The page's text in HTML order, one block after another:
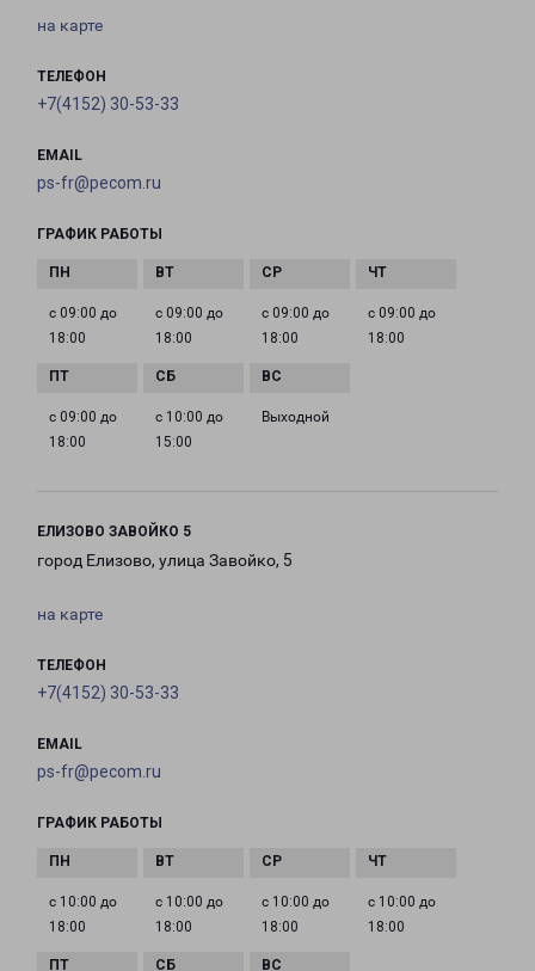
на карте
ТЕЛЕФОН
+7(4152) 30-53-33
EMAIL
ps-fr@pecom.ru
ГРАФИК РАБОТЫ
с 09:00 до
18:00
с 09:00 до
18:00
с 09:00 до
18:00
с 09:00 до
18:00
с 09:00 до
18:00
с 10:00 до
15:00
Выходной
ЕЛИЗОВО ЗАВОЙКО 5
город Елизово, улица Завойко, 5
на карте
ТЕЛЕФОН
+7(4152) 30-53-33
EMAIL
ps-fr@pecom.ru
ГРАФИК РАБОТЫ
с 10:00 до
18:00
с 10:00 до
18:00
с 10:00 до
18:00
с 10:00 до
18:00